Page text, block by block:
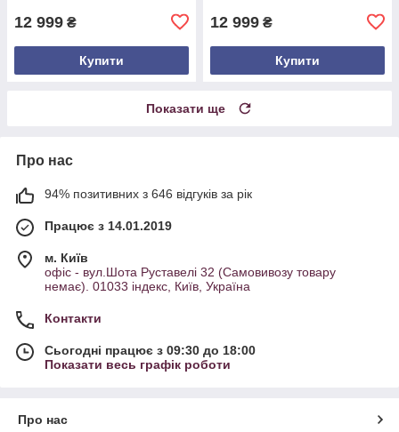
12 999 ₴
Купити
12 999 ₴
Купити
Показати ще
Про нас
94% позитивних з 646 відгуків за рік
Працює з 14.01.2019
м. Київ
офіс - вул.Шота Руставелі 32 (Самовивозу товару
немає). 01033 індекс, Київ, Україна
Контакти
Сьогодні працює з 09:30 до 18:00
Показати весь графік роботи
Про нас